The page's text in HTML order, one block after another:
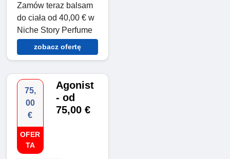
Zamów teraz balsam
do ciała od 40,00 € w
Niche Story Perfume
zobacz ofertę
75,
00
€
OFER
TA
Agonist
- od
75,00 €